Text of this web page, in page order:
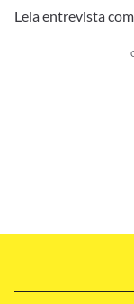
Leia entrevista